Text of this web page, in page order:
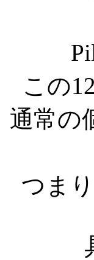
この
通常の
つま